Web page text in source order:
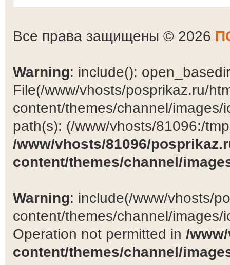
Все права защищены © 2026
Warning: include():
File(/www/vhosts/posprikaz.ru/
content/themes/channel/
path(s): (/www/vhosts/81096:/
/www/vhosts/81096/
content/themes/channel/
Warning: include(/www/vhosts/
content/themes/channel/
Operation not permitted in /
content/themes/channel/